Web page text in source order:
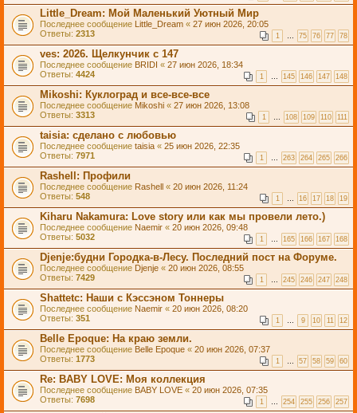
Little_Dream: Мой Маленький Уютный Мир
Последнее сообщение Little_Dream « 27 июн 2026, 20:05
Ответы: 2313 1 … 75 76 77 78
ves: 2026. Щелкунчик с 147
Последнее сообщение BRIDI « 27 июн 2026, 18:34
Ответы: 4424 1 … 145 146 147 148
Mikoshi: Куклоград и все-все-все
Последнее сообщение Mikoshi « 27 июн 2026, 13:08
Ответы: 3313 1 … 108 109 110 111
taisia: сделано с любовью
Последнее сообщение taisia « 25 июн 2026, 22:35
Ответы: 7971 1 … 263 264 265 266
Rashell: Профили
Последнее сообщение Rashell « 20 июн 2026, 11:24
Ответы: 548 1 … 16 17 18 19
Kiharu Nakamura: Love story или как мы провели лето.)
Последнее сообщение Naemir « 20 июн 2026, 09:48
Ответы: 5032 1 … 165 166 167 168
Djenje:будни Городка-в-Лесу. Последний пост на Форуме.
Последнее сообщение Djenje « 20 июн 2026, 08:55
Ответы: 7429 1 … 245 246 247 248
Shattetc: Наши с Кэссэном Тоннеры
Последнее сообщение Naemir « 20 июн 2026, 08:20
Ответы: 351 1 … 9 10 11 12
Belle Epoque: На краю земли.
Последнее сообщение Belle Epoque « 20 июн 2026, 07:37
Ответы: 1773 1 … 57 58 59 60
Re: BABY LOVE: Моя коллекция
Последнее сообщение BABY LOVE « 20 июн 2026, 07:35
Ответы: 7698 1 … 254 255 256 257